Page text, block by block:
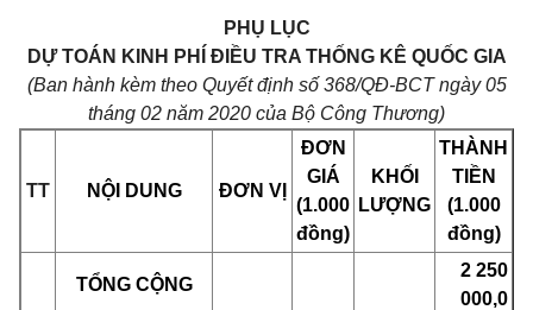
PHỤ LỤC
DỰ TOÁN KINH PHÍ ĐIỀU TRA THỐNG KÊ QUỐC GIA
(Ban hành kèm theo Quyết định số 368/QĐ-BCT ngày 05
tháng 02 năm 2020 của Bộ Công Thương)
TT NỘI DUNG ĐƠN VỊ
ĐƠN
GIÁ
(1.000
đồng)
KHỐI
LƯỢNG
THÀNH
TIỀN
(1.000
đồng)
TỔNG CỘNG
2 250
000,0